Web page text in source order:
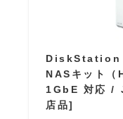
DiskStation
NASキット
1GbE 対応 /
店品]